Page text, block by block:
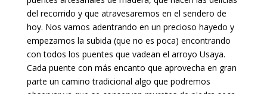
del recorrido y que atravesaremos en el sendero de
hoy. Nos vamos adentrando en un precioso hayedo y
empezamos la subida (que no es poca) encontrando
con todos los puentes que vadean el arroyo Usaya.
Cada puente con más encanto que aprovecha en gran
parte un camino tradicional algo que podremos